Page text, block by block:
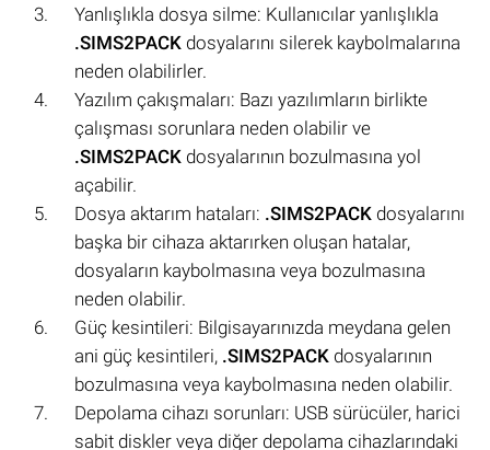
Yanlışlıkla dosya silme: Kullanıcılar yanlışlıkla
.SIMS2PACK dosyalarını silerek kaybolmalarına
neden olabilirler.
Yazılım çakışmaları: Bazı yazılımların birlikte
çalışması sorunlara neden olabilir ve
.SIMS2PACK dosyalarının bozulmasına yol
açabilir.
Dosya aktarım hataları: .SIMS2PACK dosyalarını
başka bir cihaza aktarırken oluşan hatalar,
dosyaların kaybolmasına veya bozulmasına
neden olabilir.
Güç kesintileri: Bilgisayarınızda meydana gelen
ani güç kesintileri, .SIMS2PACK dosyalarının
bozulmasına veya kaybolmasına neden olabilir.
Depolama cihazı sorunları: USB sürücüler, harici
sabit diskler veya diğer depolama cihazlarındaki